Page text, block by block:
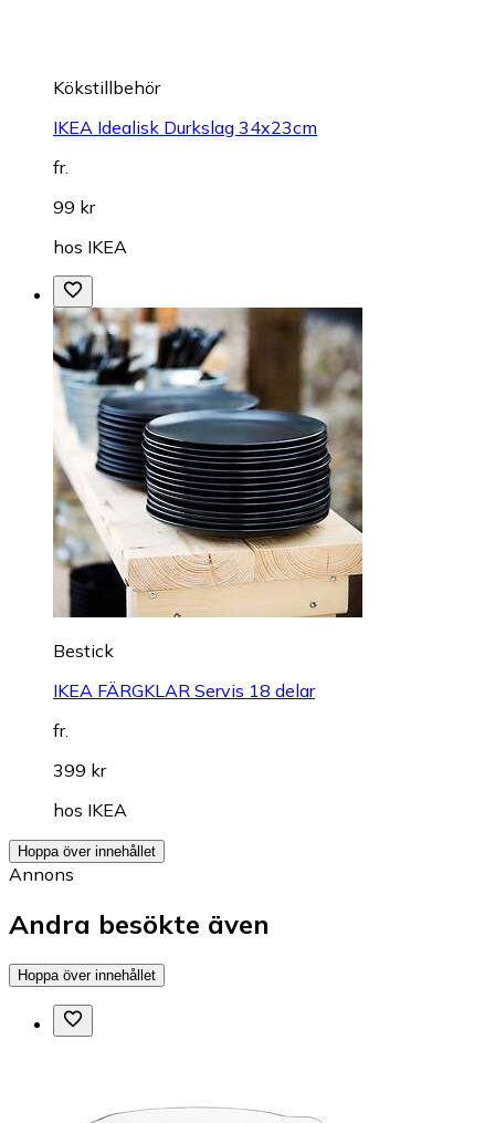
Kökstillbehör
IKEA Idealisk Durkslag 34x23cm
fr.
99 kr
hos IKEA
Bestick
IKEA FÄRGKLAR Servis 18 delar
fr.
399 kr
hos IKEA
Hoppa över innehållet
Annons
Andra besökte även
Hoppa över innehållet